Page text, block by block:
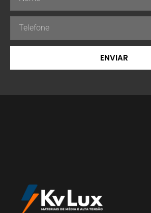
ENVIAR